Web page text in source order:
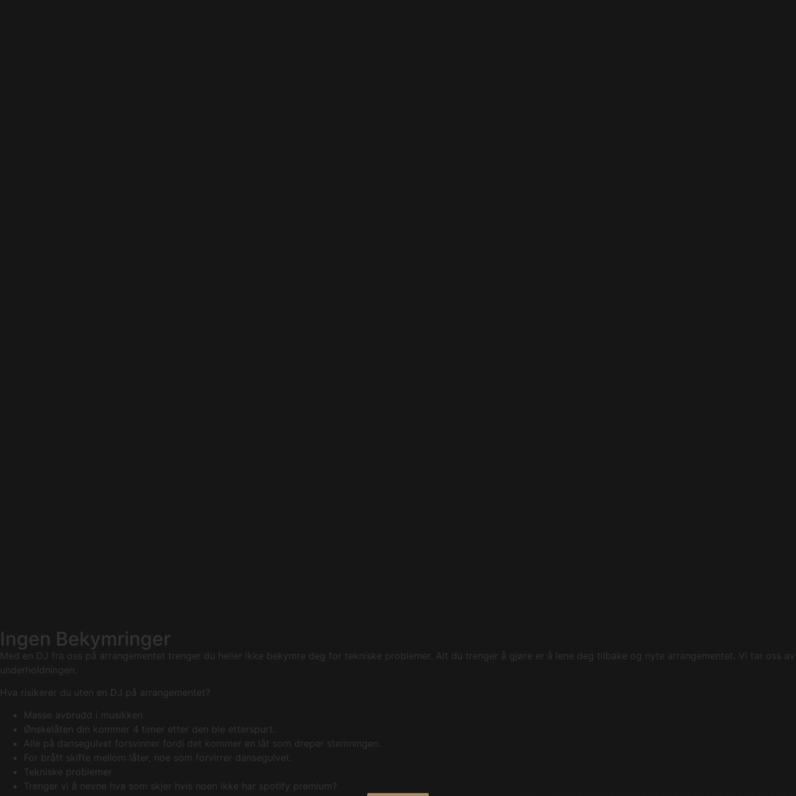
Ingen Bekymringer
Med en DJ fra oss på arrangementet trenger du heller ikke bekymre deg for tekniske problemer. Alt du trenger å gjøre er å lene deg tilbake og nyte arrangementet. Vi tar oss av
underholdningen.
Hva risikerer du uten en DJ på arrangementet?
Masse avbrudd i musikken
Ønskelåten din kommer 4 timer etter den ble etterspurt.
Alle på dansegulvet forsvinner fordi det kommer en låt som dreper stemningen.
For brått skifte mellom låter, noe som forvirrer dansegulvet.
Tekniske problemer
Trenger vi å nevne hva som skjer hvis noen ikke har spotify premium?